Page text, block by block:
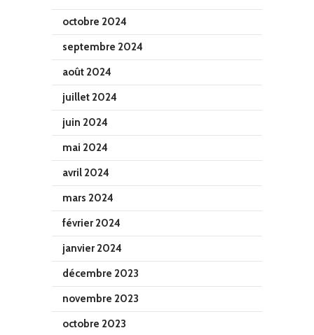
octobre 2024
septembre 2024
août 2024
juillet 2024
juin 2024
mai 2024
avril 2024
mars 2024
février 2024
janvier 2024
décembre 2023
novembre 2023
octobre 2023